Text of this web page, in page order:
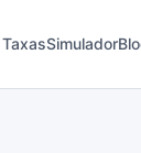
Simulador